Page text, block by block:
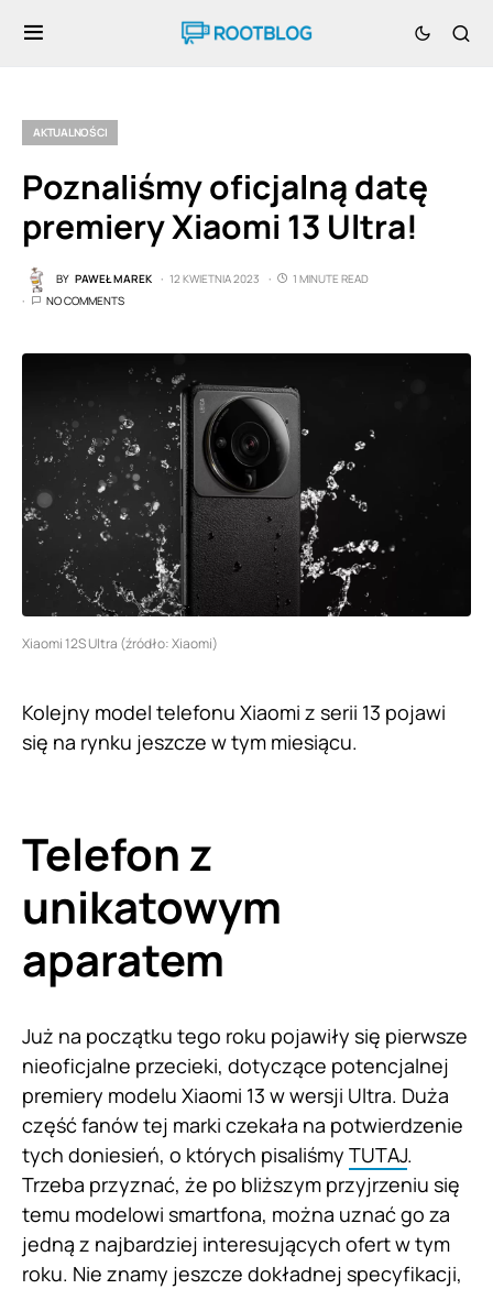
AKTUALNOŚCI
Poznaliśmy oficjalną datę
premiery Xiaomi 13 Ultra!
BY PAWEŁ MAREK 12 KWIETNIA 2023
1 MINUTE READ
NO COMMENTS
Xiaomi 12S Ultra (źródło: Xiaomi)
Kolejny model telefonu Xiaomi z serii 13 pojawi
się na rynku jeszcze w tym miesiącu.
Telefon z
unikatowym
aparatem
Już na początku tego roku pojawiły się pierwsze
nieoficjalne przecieki, dotyczące potencjalnej
premiery modelu Xiaomi 13 w wersji Ultra. Duża
część fanów tej marki czekała na potwierdzenie
tych doniesień, o których pisaliśmy TUTAJ.
Trzeba przyznać, że po bliższym przyjrzeniu się
temu modelowi smartfona, można uznać go za
jedną z najbardziej interesujących ofert w tym
roku. Nie znamy jeszcze dokładnej specyfikacji,